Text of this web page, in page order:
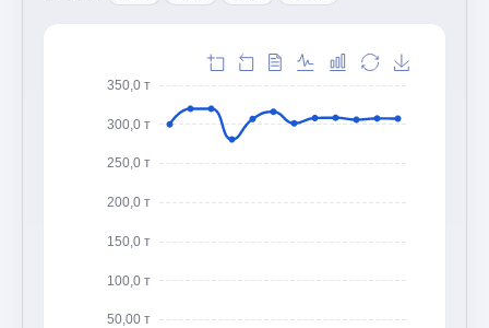
50,00 т
100,0 т
150,0 т
200,0 т
250,0 т
300,0 т
350,0 т